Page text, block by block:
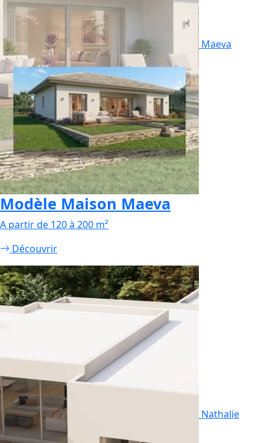
Maeva
Modèle Maison Maeva
A partir de 120 à 200 m²
Découvrir
Nathalie